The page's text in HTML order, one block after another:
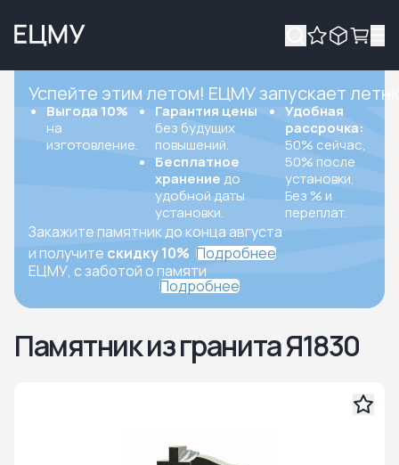
Успейте этим летом! ЕЦМУ запускает
Выгода 10%
на
изготовление.
Гарантия цены
без будущих
повышений.
Бесплатное
хранение до
удобной даты
установки.
Удобная
рассрочка:
50% сейчас,
50% после
установки.
Без % и
переплат.
Закажите памятник до конца августа
и получите скидку 10% Подробнее
ЕЦМУ, с заботой о памяти
Подробнее
Памятник из гранита Я1830